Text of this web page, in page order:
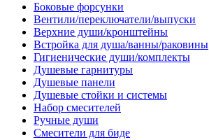
Боковые форсунки
Вентили/переключатели/выпуски
Верхние души/кронштейны
Встройка для душа/ванны/раковины
Гигиенические души/комплекты
Душевые гарнитуры
Душевые панели
Душевые стойки и системы
Набор смесителей
Ручные души
Смесители для биде